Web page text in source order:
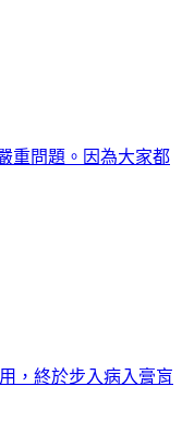
重問題。因為大家都
，終於步入病入膏肓